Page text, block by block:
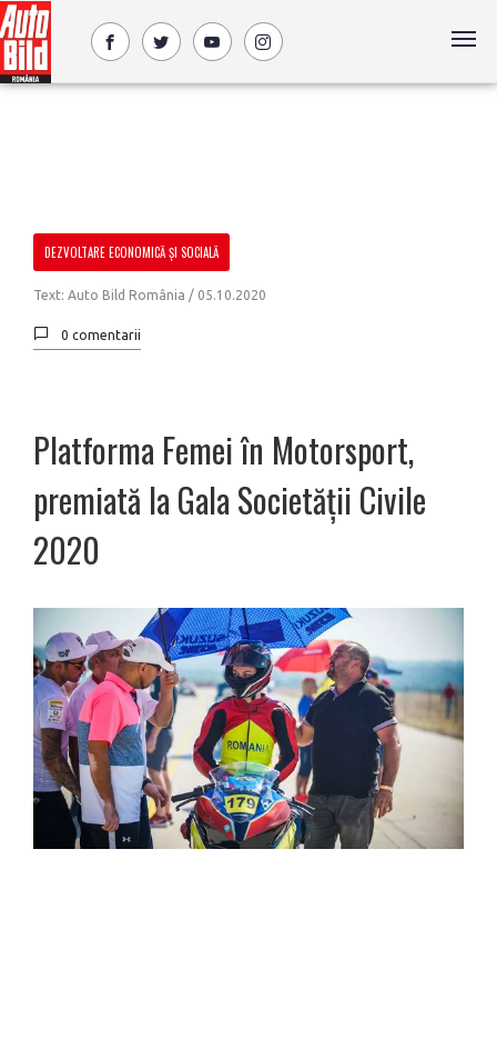
DEZVOLTARE ECONOMICĂ ȘI SOCIALĂ
Text: Auto Bild România / 05.10.2020
0 comentarii
Platforma Femei în Motorsport,
premiată la Gala Societății Civile
2020